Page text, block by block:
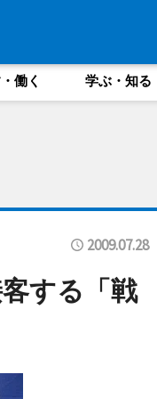
働く 学ぶ・知る
2009.07.28
する「戦